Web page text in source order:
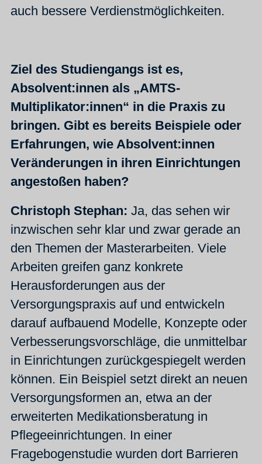
auch bessere Verdienstmöglichkeiten.
Ziel des Studiengangs ist es,
Absolvent:innen als „AMTS-
Multiplikator:innen“ in die Praxis zu
bringen. Gibt es bereits Beispiele oder
Erfahrungen, wie Absolvent:innen
Veränderungen in ihren Einrichtungen
angestoßen haben?
Christoph Stephan: Ja, das sehen wir
inzwischen sehr klar und zwar gerade an
den Themen der Masterarbeiten. Viele
Arbeiten greifen ganz konkrete
Herausforderungen aus der
Versorgungspraxis auf und entwickeln
darauf aufbauend Modelle, Konzepte oder
Verbesserungsvorschläge, die unmittelbar
in Einrichtungen zurückgespiegelt werden
können. Ein Beispiel setzt direkt an neuen
Versorgungsformen an, etwa an der
erweiterten Medikationsberatung in
Pflegeeinrichtungen. In einer
Fragebogenstudie wurden dort Barrieren